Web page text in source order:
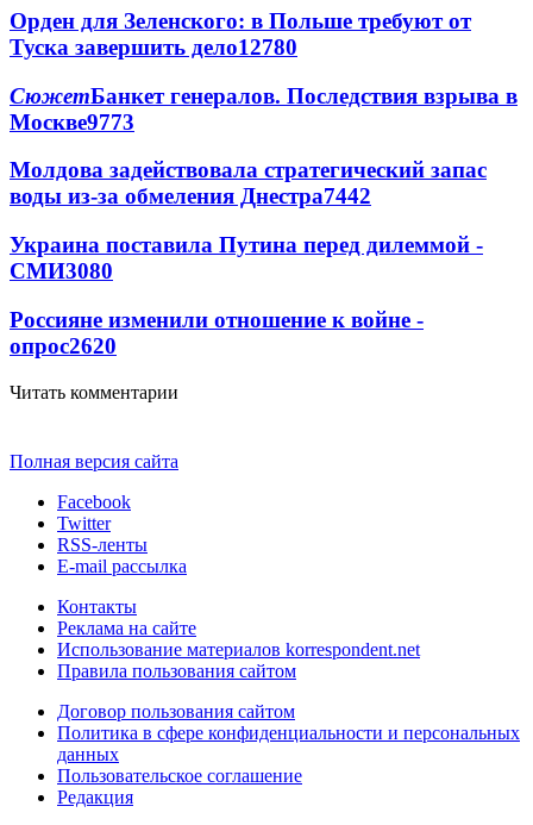
Орден для Зеленского: в Польше требуют от
Туска завершить дело12780
СюжетБанкет генералов. Последствия взрыва в
Москве9773
Молдова задействовала стратегический запас
воды из-за обмеления Днестра7442
Украина поставила Путина перед дилеммой -
СМИ3080
Россияне изменили отношение к войне -
опрос2620
Читать комментарии
Полная версия сайта
Facebook
Twitter
RSS-ленты
E-mail рассылка
Контакты
Реклама на сайте
Использование материалов korrespondent.net
Правила пользования сайтом
Договор пользования сайтом
Политика в сфере конфиденциальности и персональных
данных
Пользовательское соглашение
Редакция